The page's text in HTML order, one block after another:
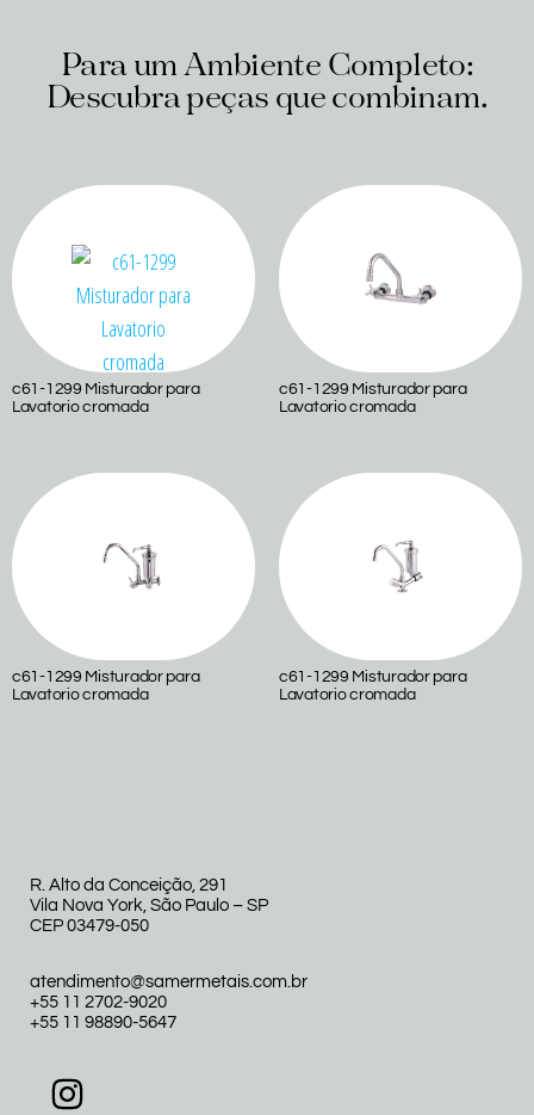
Para um Ambiente Completo:
Descubra peças que combinam.
c61-1299 Misturador para
Lavatorio cromada
c61-1299 Misturador para
Lavatorio cromada
c61-1299 Misturador para
Lavatorio cromada
c61-1299 Misturador para
Lavatorio cromada
R. Alto da Conceição, 291
Vila Nova York, São Paulo – SP
CEP 03479-050
atendimento@samermetais.com.br
+55 11 2702-9020
+55 11 98890-5647